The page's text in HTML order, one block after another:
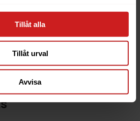
Tillåt alla
Tillåt urval
Avvisa
in:English
utgör en lagringsyta för filer
visar hur du skapar och raderar